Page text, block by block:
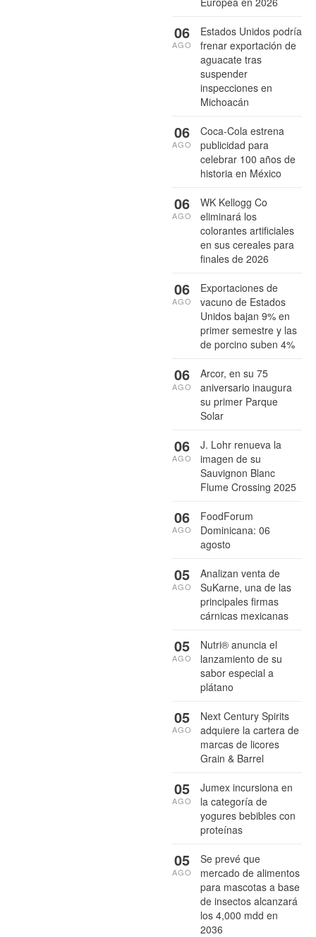
Estados Unidos podría
frenar exportación de
aguacate tras
suspender
inspecciones en
Michoacán
06
AGO
Coca-Cola estrena
publicidad para
celebrar 100 años de
historia en México
06
AGO
WK Kellogg Co
eliminará los
colorantes artificiales
en sus cereales para
finales de 2026
06
AGO
Exportaciones de
vacuno de Estados
Unidos bajan 9% en
primer semestre y las
de porcino suben 4%
06
AGO
Arcor, en su 75
aniversario inaugura
su primer Parque
Solar
06
AGO
J. Lohr renueva la
imagen de su
Sauvignon Blanc
Flume Crossing 2025
06
AGO
FoodForum
Dominicana: 06
agosto
06
AGO
Analizan venta de
SuKarne, una de las
principales firmas
cárnicas mexicanas
05
AGO
Nutri® anuncia el
lanzamiento de su
sabor especial a
plátano
05
AGO
Next Century Spirits
adquiere la cartera de
marcas de licores
Grain & Barrel
05
AGO
Jumex incursiona en
la categoría de
yogures bebibles con
proteínas
05
AGO
Se prevé que
mercado de alimentos
para mascotas a base
de insectos alcanzará
los 4,000 mdd en
2036
05
AGO